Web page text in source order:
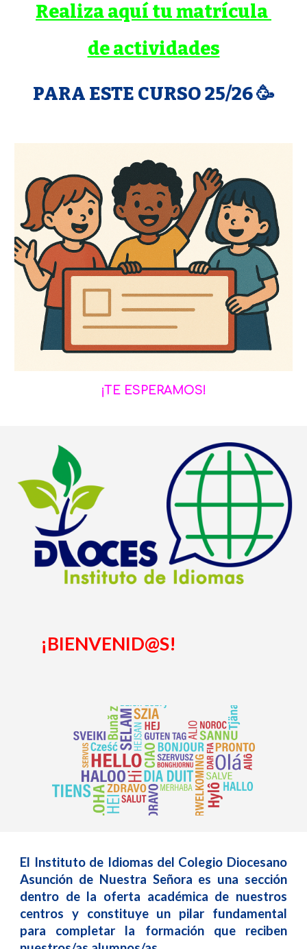
Realiza aquí tu matrícula
de actividades
PARA ESTE CURSO 25/26 🥳
¡TE ESPERAMOS!
¡BIENVENID@S!
El Instituto de Idiomas del Colegio Diocesano
Asunción de Nuestra Señora es una sección
dentro de la oferta académica de nuestros
centros y constituye un pilar fundamental
para completar la formación que reciben